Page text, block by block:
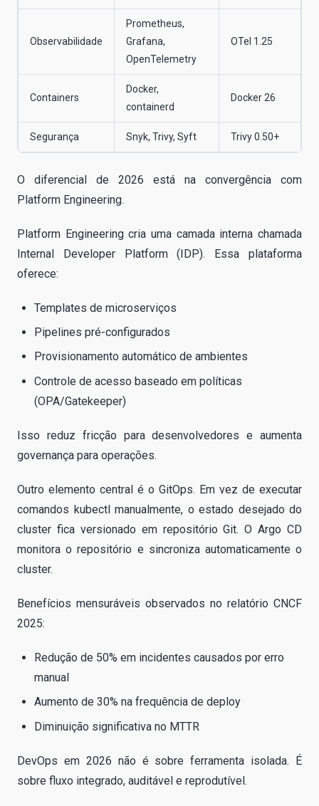
Observabilidade
Prometheus,
Grafana,
OpenTelemetry
OTel 1.25
Containers
Docker,
containerd
Docker 26
Segurança Snyk, Trivy, Syft Trivy 0.50+
O diferencial de 2026 está na convergência com
Platform Engineering.
Platform Engineering cria uma camada interna chamada
Internal Developer Platform (IDP). Essa plataforma
oferece:
Templates de microserviços
Pipelines pré-configurados
Provisionamento automático de ambientes
Controle de acesso baseado em políticas
(OPA/Gatekeeper)
Isso reduz fricção para desenvolvedores e aumenta
governança para operações.
Outro elemento central é o GitOps. Em vez de executar
comandos kubectl manualmente, o estado desejado do
cluster fica versionado em repositório Git. O Argo CD
monitora o repositório e sincroniza automaticamente o
cluster.
Benefícios mensuráveis observados no relatório CNCF
2025:
Redução de 50% em incidentes causados por erro
manual
Aumento de 30% na frequência de deploy
Diminuição significativa no MTTR
DevOps em 2026 não é sobre ferramenta isolada. É
sobre fluxo integrado, auditável e reprodutível.